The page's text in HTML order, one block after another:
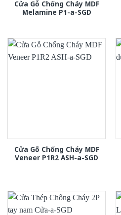
Cửa Gỗ Chống Cháy MDF
Melamine P1-a-SGD
Cửa Gỗ Chống Cháy MDF
Veneer P1R2 ASH-a-SGD